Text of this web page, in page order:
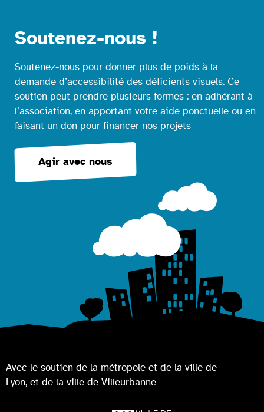
Soutenez-nous !
Soutenez-nous pour donner plus de poids à la
demande d’accessibilité des déficients visuels. Ce
soutien peut prendre plusieurs formes : en adhérant à
l’association, en apportant votre aide ponctuelle ou en
faisant un don pour financer nos projets
Agir avec nous
Avec le soutien de la métropole et de la ville de
Lyon, et de la ville de Villeurbanne